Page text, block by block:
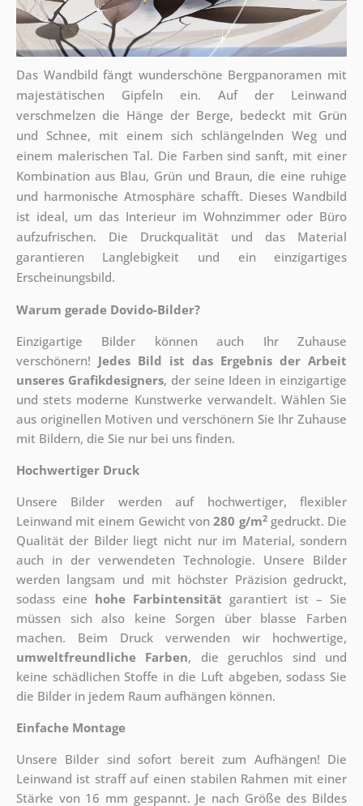
Das Wandbild fängt wunderschöne Bergpanoramen mit
majestätischen Gipfeln ein. Auf der Leinwand
verschmelzen die Hänge der Berge, bedeckt mit Grün
und Schnee, mit einem sich schlängelnden Weg und
einem malerischen Tal. Die Farben sind sanft, mit einer
Kombination aus Blau, Grün und Braun, die eine ruhige
und harmonische Atmosphäre schafft. Dieses Wandbild
ist ideal, um das Interieur im Wohnzimmer oder Büro
aufzufrischen. Die Druckqualität und das Material
garantieren Langlebigkeit und ein einzigartiges
Erscheinungsbild.
Warum gerade Dovido-Bilder?
Einzigartige Bilder können auch Ihr Zuhause
verschönern! Jedes Bild ist das Ergebnis der Arbeit
unseres Grafikdesigners, der seine Ideen in einzigartige
und stets moderne Kunstwerke verwandelt. Wählen Sie
aus originellen Motiven und verschönern Sie Ihr Zuhause
mit Bildern, die Sie nur bei uns finden.
Hochwertiger Druck
Unsere Bilder werden auf hochwertiger, flexibler
Leinwand mit einem Gewicht von280 g/m2gedruckt. Die
Qualität der Bilder liegt nicht nur im Material, sondern
auch in der verwendeten Technologie. Unsere Bilder
werden langsam und mit höchster Präzision gedruckt,
sodass eine hohe Farbintensität garantiert ist – Sie
müssen sich also keine Sorgen über blasse Farben
machen. Beim Druck verwenden wir hochwertige,
umweltfreundliche Farben, die geruchlos sind und
keine schädlichen Stoffe in die Luft abgeben, sodass Sie
die Bilder in jedem Raum aufhängen können.
Einfache Montage
Unsere Bilder sind sofort bereit zum Aufhängen! Die
Leinwand ist straff auf einen stabilen Rahmen mit einer
Stärke von 16 mm gespannt. Je nach Größe des Bildes